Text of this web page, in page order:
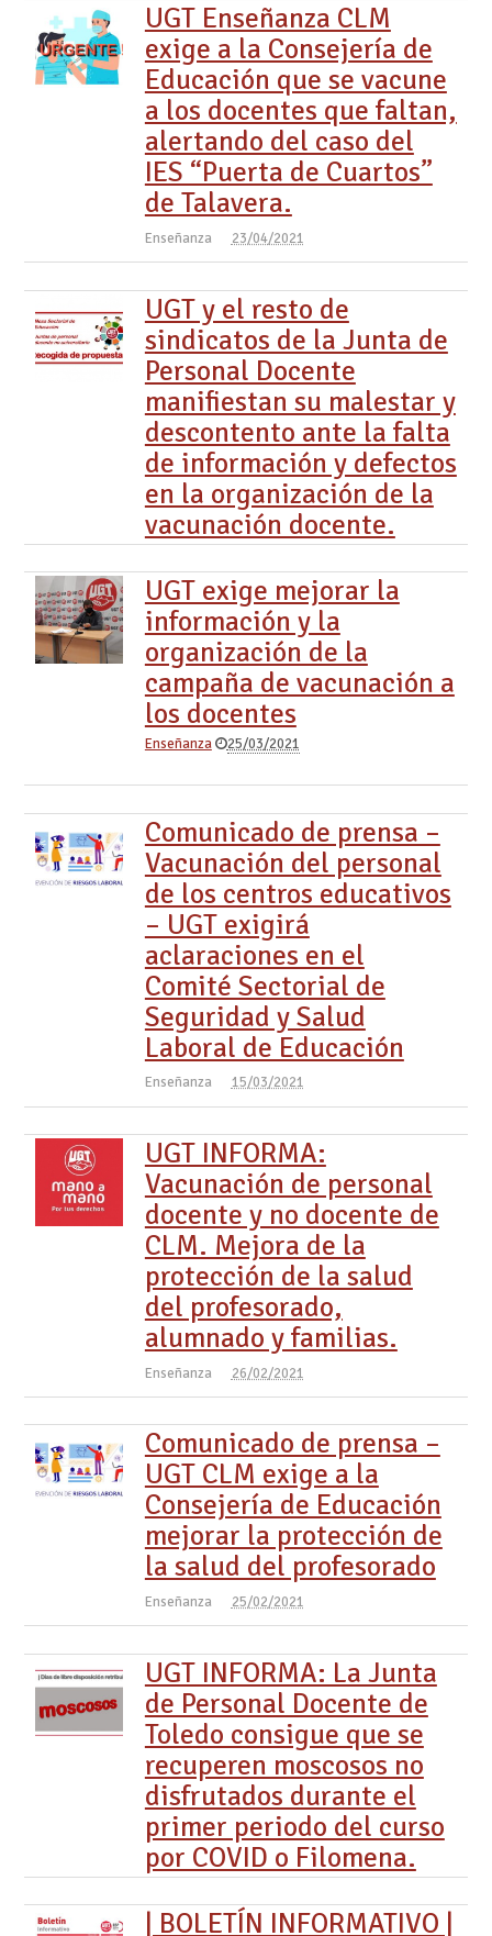
UGT Enseñanza CLM
exige a la Consejería de
Educación que se vacune
a los docentes que faltan,
alertando del caso del
IES “Puerta de Cuartos”
de Talavera.
Enseñanza 23/04/2021
UGT y el resto de
sindicatos de la Junta de
Personal Docente
manifiestan su malestar y
descontento ante la falta
de información y defectos
en la organización de la
vacunación docente.
UGT exige mejorar la
información y la
organización de la
campaña de vacunación a
los docentes
Enseñanza 25/03/2021
Comunicado de prensa –
Vacunación del personal
de los centros educativos
– UGT exigirá
aclaraciones en el
Comité Sectorial de
Seguridad y Salud
Laboral de Educación
Enseñanza 15/03/2021
UGT INFORMA:
Vacunación de personal
docente y no docente de
CLM. Mejora de la
protección de la salud
del profesorado,
alumnado y familias.
Enseñanza 26/02/2021
Comunicado de prensa –
UGT CLM exige a la
Consejería de Educación
mejorar la protección de
la salud del profesorado
Enseñanza 25/02/2021
UGT INFORMA: La Junta
de Personal Docente de
Toledo consigue que se
recuperen moscosos no
disfrutados durante el
primer periodo del curso
por COVID o Filomena.
| BOLETÍN INFORMATIVO |